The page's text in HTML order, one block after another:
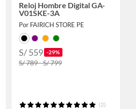
Reloj Hombre Digital GA-
V01SKE-3A
Por FAIRICH STORE PE
S/ 559 -29%
S/ 789 - S/ 799
(2)